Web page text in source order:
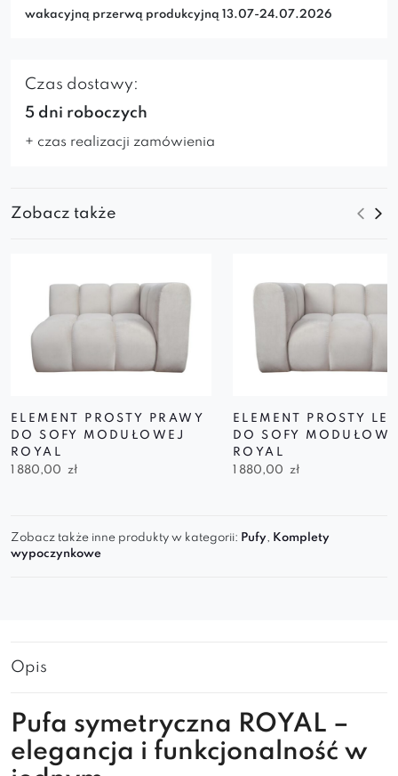
wakacyjną przerwą produkcyjną 13.07-24.07.2026
Czas dostawy:
5 dni roboczych
+ czas realizacji zamówienia
Zobacz także
ELEMENT PROSTY PRAWY
DO SOFY MODUŁOWEJ
ROYAL
1 880,00
zł
ELEMENT PROSTY
DO SOFY
ROYAL
1 880,00
zł
Zobacz także inne produkty w kategorii: Pufy, Komplety
wypoczynkowe
Opis
Pufa symetryczna ROYAL –
elegancja i funkcjonalność w